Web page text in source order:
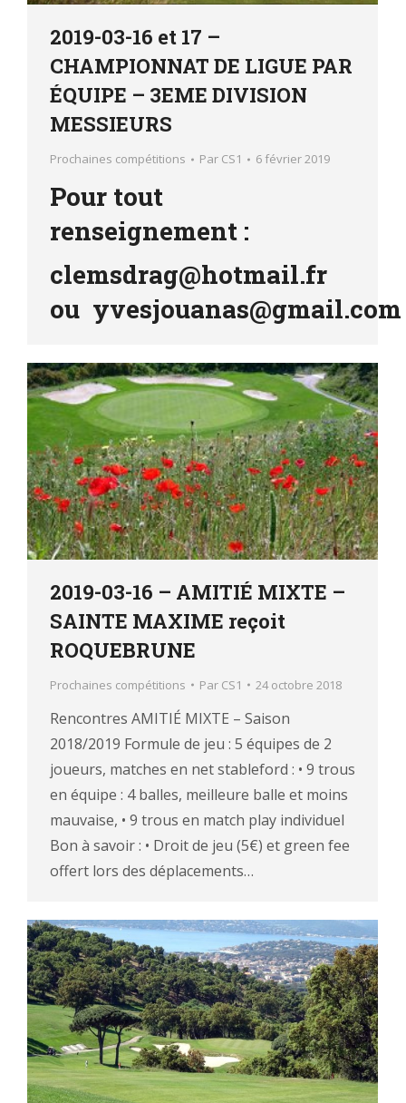
2019-03-16 et 17 –
CHAMPIONNAT DE LIGUE PAR
ÉQUIPE – 3EME DIVISION
MESSIEURS
Prochaines compétitions Par CS1 6 février 2019
Pour tout
renseignement :
clemsdrag@hotmail.fr
ou yvesjouanas@gmail.com
2019-03-16 – AMITIÉ MIXTE –
SAINTE MAXIME reçoit
ROQUEBRUNE
Prochaines compétitions Par CS1 24 octobre 2018
Rencontres AMITIÉ MIXTE – Saison
2018/2019 Formule de jeu : 5 équipes de 2
joueurs, matches en net stableford : • 9 trous
en équipe : 4 balles, meilleure balle et moins
mauvaise, • 9 trous en match play individuel
Bon à savoir : • Droit de jeu (5€) et green fee
offert lors des déplacements…